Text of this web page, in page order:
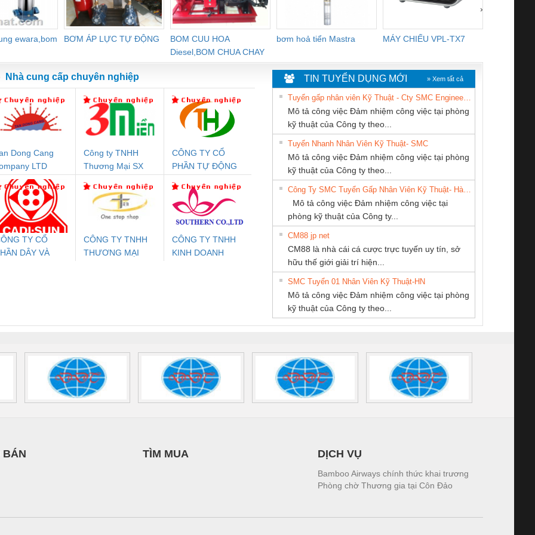
ewara,bom
BƠM ÁP LỰC TỰ ĐỘNG
BOM CUU HOA
Diesel,BOM CHUA CHAY
bơm hoả tiển Mastra MÁY CHIẾU VPL-TX7
›
An Toàn
Contact
1NO-
24DC-SP -
Rơ Le An Toàn
Phoenix Contact
PSR-SCP-
24UC/ESL4/3X1/1X2/B
- 2981059
Điện AC
Mô-đun Ắc Quy UPS
Bộ Lặp Tín Hiệu
PROFIBUS Phoenix
Contact PSI-REP-
PROFIBUS/12MB -
2708863
Rơ Le An Toàn
Phoenix Contact
2986960 – PSR-
SCP-
24DC/FSP/2X1/1X2
Rơ Le An Toàn
Bộ giám sát chuỗi
tấm pin
TRANSCLINIC 16I+
1K5 H (2502520000)
Bộ giám sát chuỗi
tấm pin
TRANSCLINIC 16I+
1K5 L (2433950000)
Bộ giám sát dòng
TRANSCLINIC 16I+
(2008130000)
Bộ chỉnh lưu nguồn
điện TRANSCLINIC
BKE 1K5.4
(7791400879)2. Giá
Nẹp nhôm chống
trơn Đà Nẵng
Nhà cung cấp chuyên nghiệp
Dong Cang
LTD
Công ty TNHH
Thương Mại SX
CÔNG TY CỔ
PHẦN TỰ ĐỘNG
TY CỔ
DÂY VÀ
CÔNG TY TNHH
THƯƠNG MẠI
CÔNG TY TNHH
KINH DOANH
CÔNG TY CP TỰ
ĐỘNG TIẾN
HƯNG
Công Ty TNHH
Thiết Bị Điện Nam
Quốc Thịnh
Cty TNHH TM QC
CÔNG TY TNHH
MEKONG MARINE
SUPPLY
THƯƠNG MẠI
DỊCH VỤ KỸ
THUẬT ĐIỆN CƠ
GIA HƯNG PHÁT
KỸ THUẬT KTECH
TIN TUYỂN DỤNG MỚI » Xem tất cả
Mô tả công việc Đảm nhiệm công việc tại phòng
kỹ thuật của Công ty theo...
Tuyển Nhanh Nhân Viên Kỹ Thuật- SMC
Mô tả công việc Đảm nhiệm công việc tại phòng
kỹ thuật của Công ty theo...
Mô tả công việc Đảm nhiệm công việc tại
phòng kỹ thuật của Công ty...
CM88 jp net
CM88 là nhà cái cá cược trực tuyến uy tín, sở
hữu thế giới giải trí hiện...
SMC Tuyển 01 Nhân Viên Kỹ Thuật-HN
Mô tả công việc Đảm nhiệm công việc tại phòng
kỹ thuật của Công ty theo...
BÁN TÌM MUA DỊCH VỤ
Bamboo Airways chính thức khai trương
Phòng chờ Thương gia tại Côn Đảo